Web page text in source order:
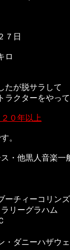
７日
ロ
たが脱サラして
ラクターをやっ
０年以上
。
・他黒人音楽一
ーチィーコリンズ
リーグラハム
・ダニーハザウ